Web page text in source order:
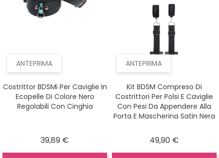
ANTEPRIMA
Costrittor BDSMi Per Caviglie In
Ecopelle Di Colore Nero
Regolabili Con Cinghia
39,89 €
ANTEPRIMA
Kit BDSM Compreso Di
Costrittori Per Polsi E Caviglie
Con Pesi Da Appendere Alla
Porta E Mascherina Satin Nera
49,90 €